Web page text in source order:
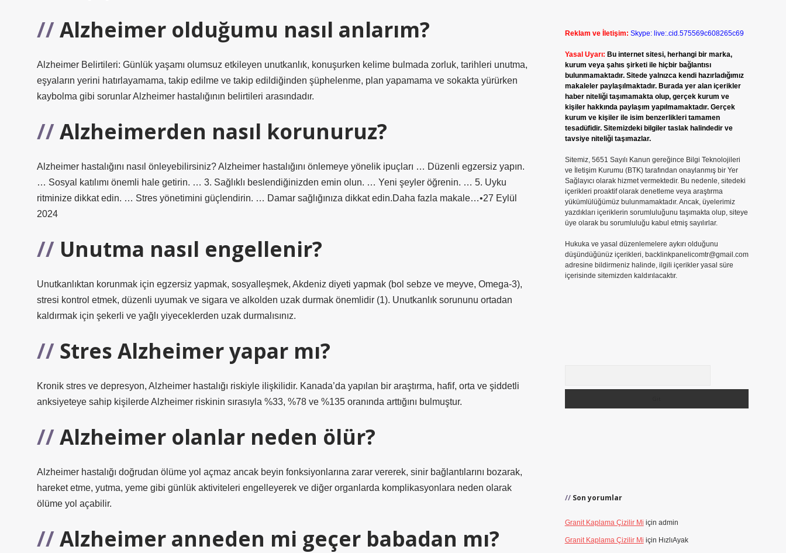
Alzheimer olduğumu nasıl anlarım?
Alzheimer Belirtileri: Günlük yaşamı olumsuz etkileyen unutkanlık, konuşurken kelime bulmada zorluk, tarihleri ​​unutma,
eşyaların yerini hatırlayamama, takip edilme ve takip edildiğinden şüphelenme, plan yapamama ve sokakta yürürken
kaybolma gibi sorunlar Alzheimer hastalığının belirtileri arasındadır.
Alzheimerden nasıl korunuruz?
Alzheimer hastalığını nasıl önleyebilirsiniz? Alzheimer hastalığını önlemeye yönelik ipuçları … Düzenli egzersiz yapın.
… Sosyal katılımı önemli hale getirin. … 3. Sağlıklı beslendiğinizden emin olun. … Yeni şeyler öğrenin. … 5. Uyku
ritminize dikkat edin. … Stres yönetimini güçlendirin. … Damar sağlığınıza dikkat edin.Daha fazla makale…•27 Eylül
2024
Unutma nasıl engellenir?
Unutkanlıktan korunmak için egzersiz yapmak, sosyalleşmek, Akdeniz diyeti yapmak (bol sebze ve meyve, Omega-3),
stresi kontrol etmek, düzenli uyumak ve sigara ve alkolden uzak durmak önemlidir (1). Unutkanlık sorununu ortadan
kaldırmak için şekerli ve yağlı yiyeceklerden uzak durmalısınız.
Stres Alzheimer yapar mı?
Kronik stres ve depresyon, Alzheimer hastalığı riskiyle ilişkilidir. Kanada’da yapılan bir araştırma, hafif, orta ve şiddetli
anksiyeteye sahip kişilerde Alzheimer riskinin sırasıyla %33, %78 ve %135 oranında arttığını bulmuştur.
Alzheimer olanlar neden ölür?
Alzheimer hastalığı doğrudan ölüme yol açmaz ancak beyin fonksiyonlarına zarar vererek, sinir bağlantılarını bozarak,
hareket etme, yutma, yeme gibi günlük aktiviteleri engelleyerek ve diğer organlarda komplikasyonlara neden olarak
ölüme yol açabilir.
Alzheimer anneden mi geçer babadan mı?
Reklam ve İletişim: Skype: live:.cid.575569c608265c69
Yasal Uyarı: Bu internet sitesi, herhangi bir marka,
kurum veya şahıs şirketi ile hiçbir bağlantısı
bulunmamaktadır. Sitede yalnızca kendi hazırladığımız
makaleler paylaşılmaktadır. Burada yer alan içerikler
haber niteliği taşımamakta olup, gerçek kurum ve
kişiler hakkında paylaşım yapılmamaktadır. Gerçek
kurum ve kişiler ile isim benzerlikleri tamamen
tesadüfidir. Sitemizdeki bilgiler taslak halindedir ve
tavsiye niteliği taşımazlar.
Sitemiz, 5651 Sayılı Kanun gereğince Bilgi Teknolojileri
ve İletişim Kurumu (BTK) tarafından onaylanmış bir Yer
Sağlayıcı olarak hizmet vermektedir. Bu nedenle, sitedeki
içerikleri proaktif olarak denetleme veya araştırma
yükümlülüğümüz bulunmamaktadır. Ancak, üyelerimiz
yazdıkları içeriklerin sorumluluğunu taşımakta olup, siteye
üye olarak bu sorumluluğu kabul etmiş sayılırlar.
Hukuka ve yasal düzenlemelere aykırı olduğunu
düşündüğünüz içerikleri, backlinkpanelicomtr@gmail.com
adresine bildirmeniz halinde, ilgili içerikler yasal süre
içerisinde sitemizden kaldırılacaktır.
Son yorumlar
Granit Kaplama Çizilir Mi için admin
Granit Kaplama Çizilir Mi için HızlıAyak